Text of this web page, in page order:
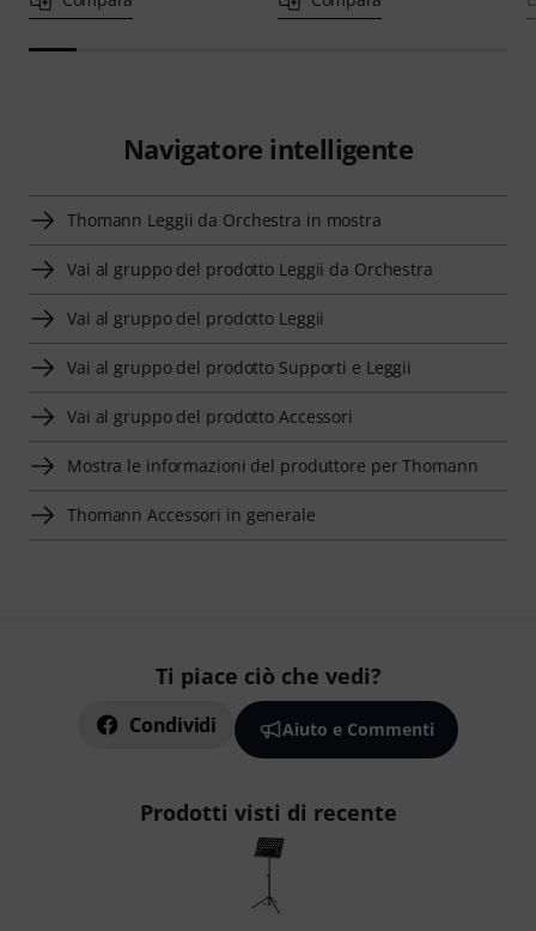
Navigatore intelligente
Thomann Leggii da Orchestra in mostra
Vai al gruppo del prodotto Leggii da Orchestra
Vai al gruppo del prodotto Leggii
Vai al gruppo del prodotto Supporti e Leggii
Vai al gruppo del prodotto Accessori
Mostra le informazioni del produttore per Thomann
Thomann Accessori in generale
Ti piace ciò che vedi?
Condividi Aiuto e Commenti
Prodotti visti di recente